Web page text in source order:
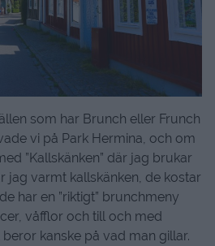
som har Brunch eller Frunch
vi på Park Hermina, och om
”Kallskänken” där jag brukar
jag varmt kallskänken, de kostar
har en ”riktigt” brunchmeny
våfflor och till och med
kanske på vad man gillar.